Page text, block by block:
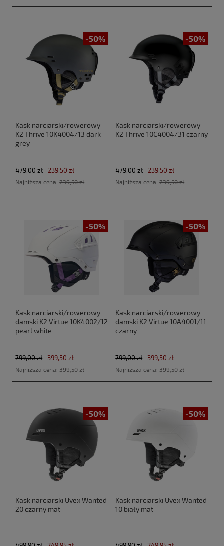
-50%
Kask narciarski/rowerowy
K2 Thrive 10K4004/13 dark
grey
239,50 zł
479,00 zł
Najniższa cena:239,50 zł
-50%
Kask narciarski/rowerowy
K2 Thrive 10C4004/31 czarny
239,50 zł
479,00 zł
Najniższa cena:239,50 zł
-50%
Kask narciarski/rowerowy
damski K2 Virtue 10K4002/12
pearl white
399,50 zł
799,00 zł
Najniższa cena:399,50 zł
-50%
Kask narciarski/rowerowy
damski K2 Virtue 10A4001/11
czarny
399,50 zł
799,00 zł
Najniższa cena:399,50 zł
-50%
Kask narciarski Uvex Wanted
20 czarny mat
-50%
Kask narciarski Uvex Wanted
10 biały mat